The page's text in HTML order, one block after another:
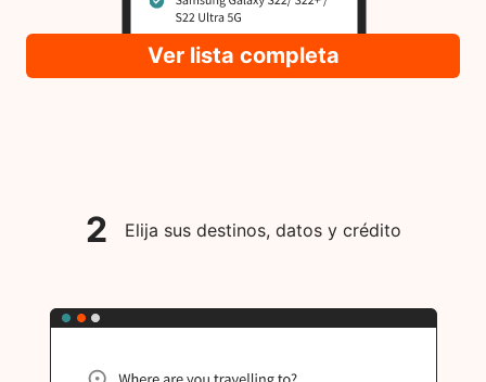
Ver lista completa
2 Elija sus destinos, datos y crédito